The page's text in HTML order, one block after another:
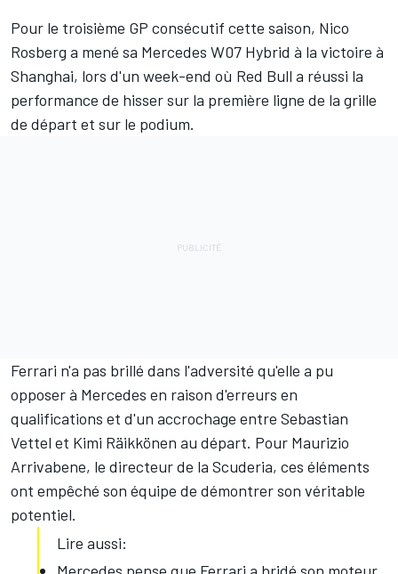
Pour le troisième GP consécutif cette saison, Nico
Rosberg a mené sa Mercedes W07 Hybrid à la victoire à
Shanghai, lors d'un week-end où Red Bull a réussi la
performance de hisser sur la première ligne de la grille
de départ et sur le podium.
Ferrari n'a pas brillé dans l'adversité qu'elle a pu
opposer à Mercedes en raison d'erreurs en
qualifications et d'un accrochage entre Sebastian
Vettel et Kimi Räikkönen au départ. Pour Maurizio
Arrivabene, le directeur de la Scuderia, ces éléments
ont empêché son équipe de démontrer son véritable
potentiel.
Lire aussi: